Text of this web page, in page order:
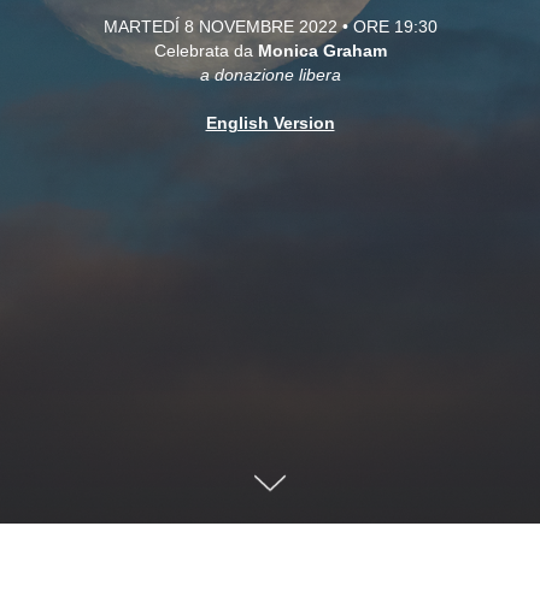
MARTEDÍ 8 NOVEMBRE 2022 • ORE 19:30
Celebrata da Monica Graham
a donazione libera
English Version